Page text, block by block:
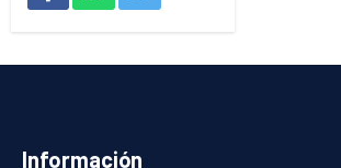
Información